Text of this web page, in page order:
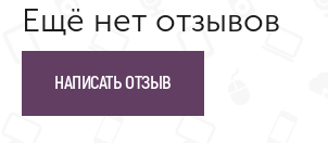
Ещё нет отзывов
НАПИСАТЬ ОТЗЫВ